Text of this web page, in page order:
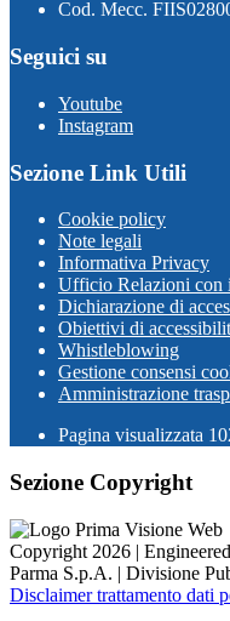
Cod. Mecc.
Seguici su
Youtube
Instagram
Sezione Link Utili
Cookie policy
Note legali
Informativa Privacy
Ufficio Relazioni con
Dichiarazione di
Obiettivi di
Whistleblowing
Gestione consensi
Amministrazione
Pagina visualizzata
Sezione Copyright
Copyright 2026 |
Parma S.p.A. | Divisione
Disclaimer trattamento dati